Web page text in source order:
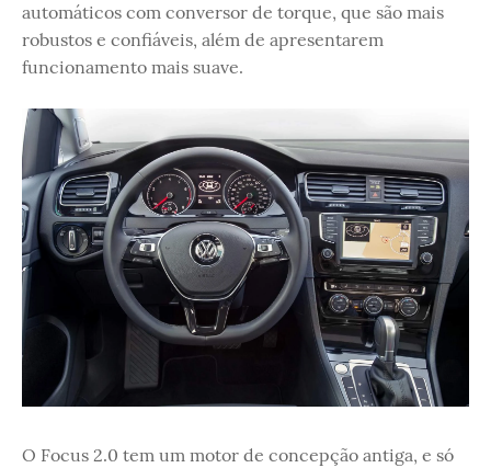
automáticos com conversor de torque, que são mais
robustos e confiáveis, além de apresentarem
funcionamento mais suave.
O Focus 2.0 tem um motor de concepção antiga, e só